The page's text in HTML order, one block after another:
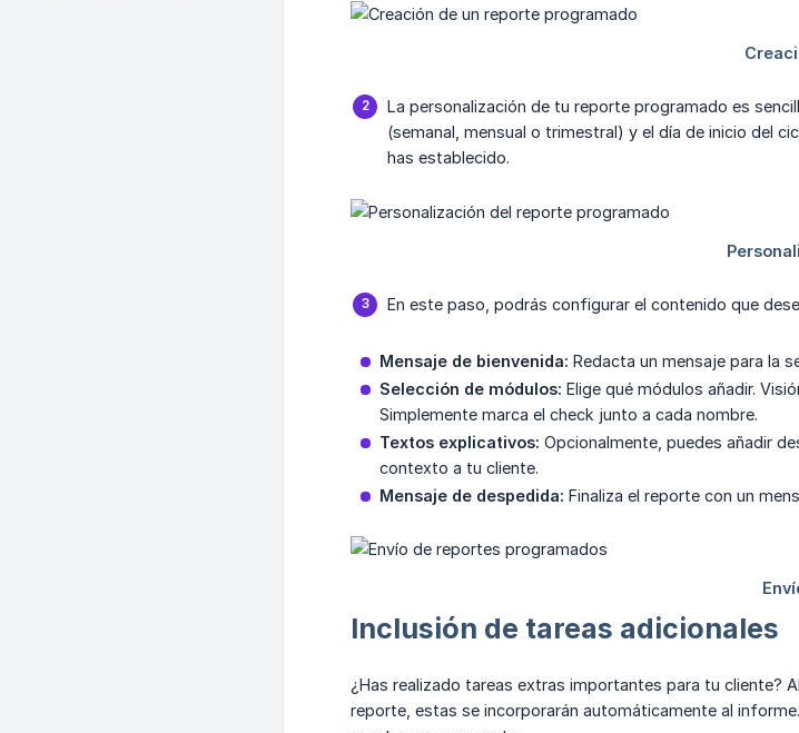
La personalización de tu reporte programado es
(semanal, mensual o trimestral) y el día de inicio del
has establecido.
En este paso, podrás configurar el contenido que
Mensaje de bienvenida: Redacta un mensaje para la
Selección de módulos: Elige qué módulos añadir.
Simplemente marca el check junto a cada nombre.
Textos explicativos: Opcionalmente, puedes añadir
contexto a tu cliente.
Mensaje de despedida: Finaliza el reporte con un
Inclusión de tareas adicionales
¿Has realizado tareas extras importantes para tu cliente?
reporte, estas se incorporarán automáticamente al